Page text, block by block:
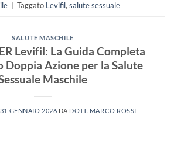
Taggato Levifil,salute sessuale
SALUTE MASCHILE
Levifil: La Guida Completa
Doppia Azione per la Salute
Maschile
31 GENNAIO 2026 DA DOTT. MARCO ROSSI